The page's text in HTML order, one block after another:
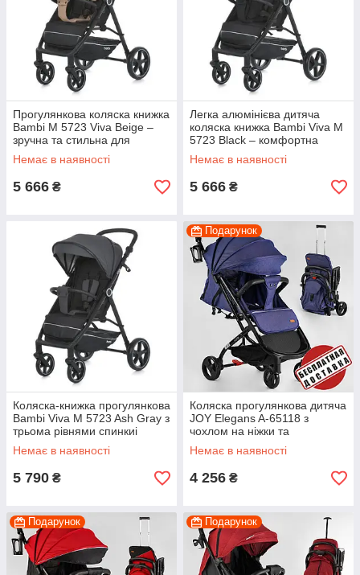
Разрешите сайту all-baby.com.ua
отправлять вам уведомления
Прогулянкова коляска книжка
Bambi M 5723 Viva Beige –
зручна та стильна для
щоденних прогулянок
Немає в наявності
5 666 ₴
Легка алюмінієва дитяча
коляска книжка Bambi Viva M
5723 Black – комфортна
подорож для вашої дитини
Немає в наявності
5 666 ₴
Коляска-книжка прогулянкова
Bambi Viva M 5723 Ash Gray з
трьома рівнями спинкиі
п’ятиточковими ременями
Немає в наявності
5 790 ₴
Подарунок
Коляска прогулянкова дитяча
JOY Elegans A-65118 з
чохлом на ніжки та
підсклянником, з
алюмінієвою рамою
Немає в наявності
4 256 ₴
Подарунок Подарунок